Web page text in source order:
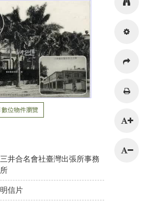
數位物件瀏覽
三井合名會社臺灣出張所事務
所
明信片